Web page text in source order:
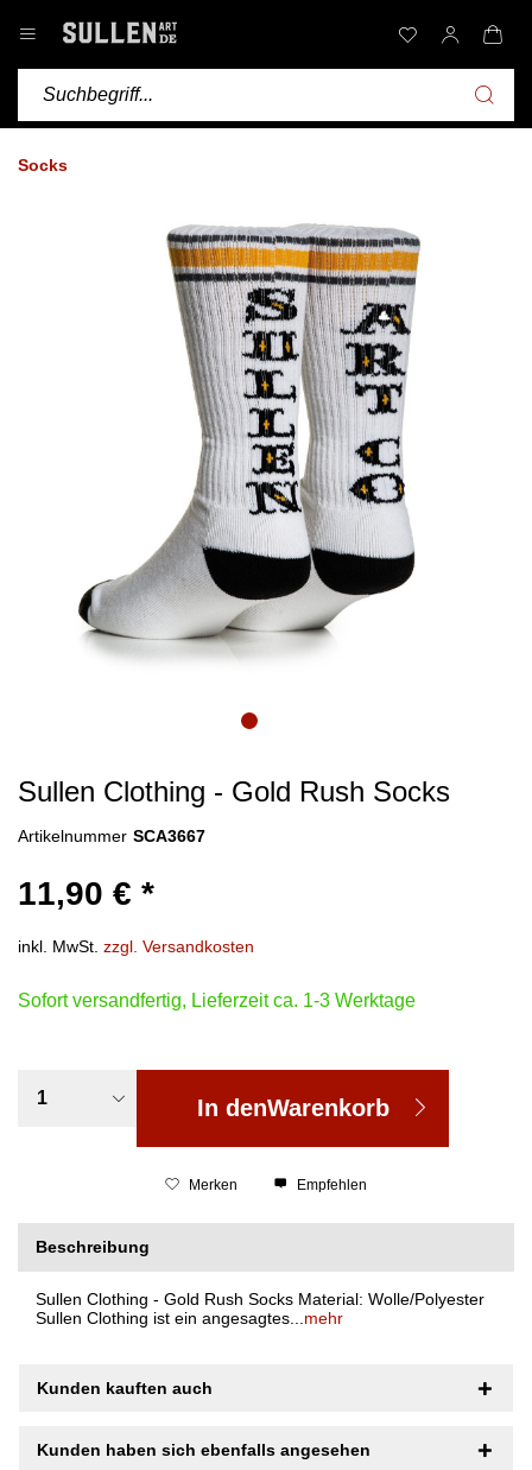
Socks
Sullen Clothing - Gold Rush Socks
Artikelnummer SCA3667
11,90 € *
inkl. MwSt. zzgl. Versandkosten
Sofort versandfertig, Lieferzeit ca. 1-3 Werktage
In denWarenkorb
Merken Empfehlen
Beschreibung
Sullen Clothing - Gold Rush Socks Material: Wolle/Polyester
Sullen Clothing ist ein angesagtes... mehr
Kunden kauften auch
Kunden haben sich ebenfalls angesehen